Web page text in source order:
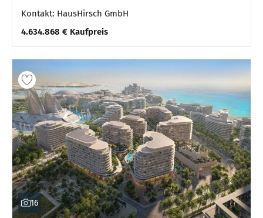
Kontakt: HausHirsch GmbH
4.634.868 € Kaufpreis
16